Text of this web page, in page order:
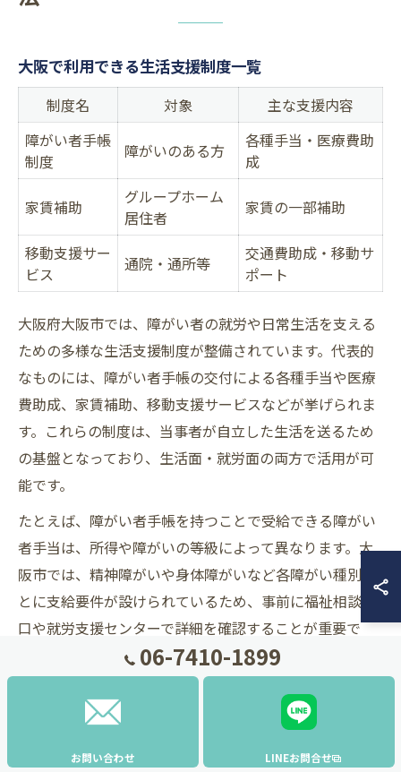
大阪で利用できる生活支援制度一覧
制度名 対象
主な支援内容
障がい者手帳
制度
障がいのある方
各種手当・医療費助
成
家賃補助
グループホーム
居住者
家賃の一部補助
移動支援サー
ビス
通院・通所等
交通費助成・移動サ
ポート
大阪府大阪市では、障がい者の就労や日常生活を支える
ための多様な生活支援制度が整備されています。代表的
なものには、障がい者手帳の交付による各種手当や医療
費助成、家賃補助、移動支援サービスなどが挙げられま
す。これらの制度は、当事者が自立した生活を送るため
の基盤となっており、生活面・就労面の両方で活用が可
能です。
たとえば、障がい者手帳を持つことで受給できる障がい
者手当は、所得や障がいの等級によって異なります。大
阪市では、精神障がいや身体障がいなど各障がい種別ご
とに支給要件が設けられているため、事前に福祉相談窓
口や就労支援センターで詳細を確認することが重要で
す。加えて、グループホーム入居者向けの家賃補助や、
通院・通所の交通費助成も活用できるケースが多くあり
06-7410-1899
お問い合わせ LINEお問合せ